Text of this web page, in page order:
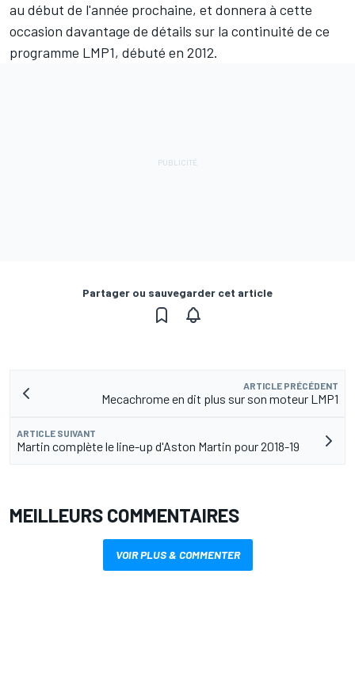
au début de l'année prochaine, et donnera à cette
occasion davantage de détails sur la continuité de ce
programme LMP1, débuté en 2012.
Partager ou sauvegarder cet article
ARTICLE PRÉCÉDENT
Mecachrome en dit plus sur son moteur LMP1
ARTICLE SUIVANT
Martin complète le line-up d'Aston Martin pour 2018-19
MEILLEURS COMMENTAIRES
VOIR PLUS & COMMENTER